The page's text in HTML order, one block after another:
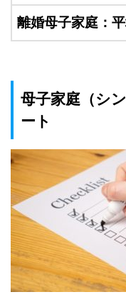
離婚母子家庭：
母子家庭（シ
ート